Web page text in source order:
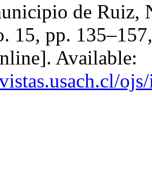
de
15, pp.
Available: